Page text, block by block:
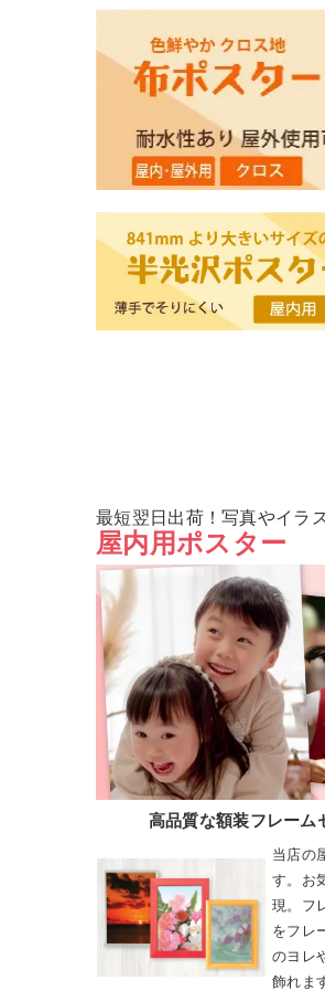
最短翌日出荷！写真やイラ
屋内用ポスター
高品質な額装フレーム
当店の
す。お
現。フ
をフレ
のヨレ
飾れま